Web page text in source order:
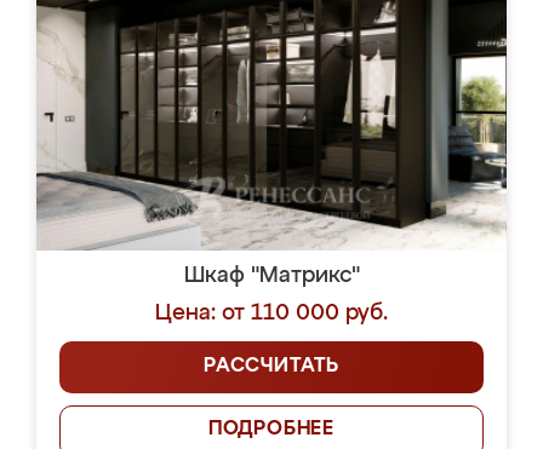
Шкаф "Матрикс"
Цена: от 110 000 руб.
РАССЧИТАТЬ
ПОДРОБНЕЕ